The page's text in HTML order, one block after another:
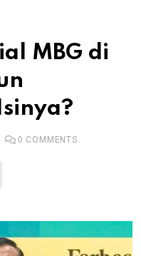
MBG di
0 COMMENTS